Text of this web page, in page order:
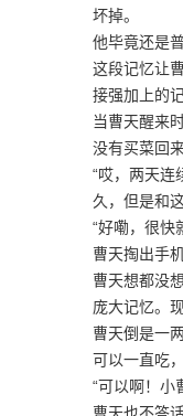
坏掉。
他毕竟还是
这段记忆让
接强加上的
当曹天醒来
没有买菜回来
“哎，两天连
久，但是和
“好嘞，很快
曹天掏出手
曹天想都没
庞大记忆。
曹天倒是一
可以一直吃
“可以啊！小